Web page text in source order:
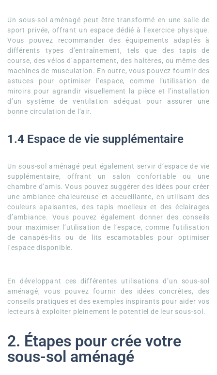
Un sous-sol aménagé peut être transformé en une salle de
sport privée, offrant un espace dédié à l’exercice physique.
Vous pouvez recommander des équipements adaptés à
différents types d’entraînement, tels que des tapis de
course, des vélos d’appartement, des haltères, ou même des
machines de musculation. En outre, vous pouvez fournir des
astuces pour optimiser l’espace, comme l’utilisation de
miroirs pour agrandir visuellement la pièce et l’installation
d’un système de ventilation adéquat pour assurer une
bonne circulation de l’air.
1.4 Espace de vie supplémentaire
Un sous-sol aménagé peut également servir d’espace de vie
supplémentaire, offrant un salon confortable ou une
chambre d’amis. Vous pouvez suggérer des idées pour créer
une ambiance chaleureuse et accueillante, en utilisant des
couleurs apaisantes, des tapis moelleux et des éclairages
d’ambiance. Vous pouvez également donner des conseils
pour maximiser l’utilisation de l’espace, comme l’utilisation
de canapés-lits ou de lits escamotables pour optimiser
l’espace disponible.
En développant ces différentes utilisations d’un sous-sol
aménagé, vous pouvez fournir des idées concrètes, des
conseils pratiques et des exemples inspirants pour aider vos
lecteurs à exploiter pleinement le potentiel de leur sous-sol.
2. Étapes pour crée votre
sous-sol aménagé